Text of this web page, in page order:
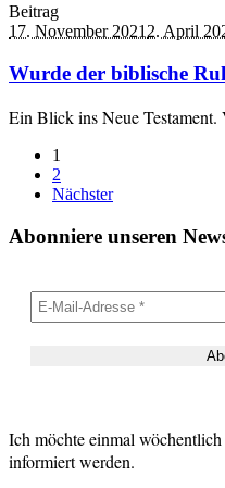
Beitrag
17. November 2021 2. April
Wurde der biblische
Ein Blick ins Neue
1
2
Nächster
Abonniere unseren
Ich möchte einmal
informiert werden.